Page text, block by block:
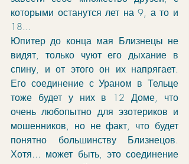
которыми останутся лет на 9, а то и
18...
Юпитер до конца мая Близнецы не
видят, только чуют его дыхание в
спину, и от этого он их напрягает.
Его соединение с Ураном в Тельце
тоже будет у них в 12 Доме, что
очень любопытно для эзотериков и
мошенников, но не факт, что будет
понятно большинству Близнецов.
Хотя... может быть, это соединение